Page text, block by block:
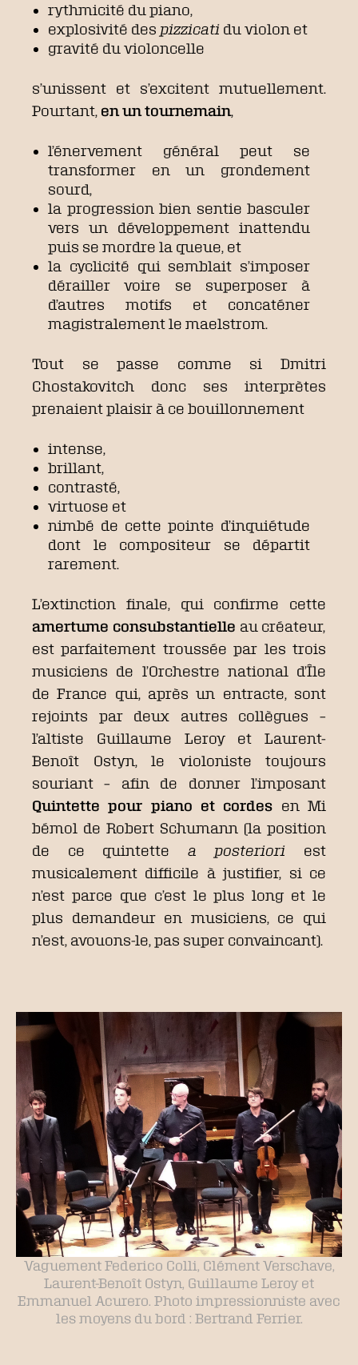
rythmicité du piano,
explosivité des pizzicati du violon et
gravité du violoncelle
s’unissent et s’excitent mutuellement.
Pourtant, en un tournemain
l’énervement général peut se
transformer en un grondement
sourd,
la progression bien sentie basculer
vers un développement inattendu
puis se mordre la queue, et
la cyclicité qui semblait s’imposer
dérailler voire se superposer à
d’autres motifs et concaténer
magistralement le maelstrom.
Tout se passe comme si Dmitri
Chostakovitch donc ses interprètes
prenaient plaisir à ce bouillonnement
intense,
brillant,
contrasté,
virtuose et
nimbé de cette pointe d’inquiétude
dont le compositeur se départit
rarement.
L’extinction finale, qui confirme cette
amertume consubstantielle au créateur,
est parfaitement troussée par les trois
musiciens de l’Orchestre national d’Île
de France qui, après un entracte, sont
rejoints par deux autres collègues –
l’altiste Guillaume Leroy et Laurent-
Benoît Ostyn, le violoniste toujours
souriant – afin de donner l’imposant
Quintette pour piano et cordes en Mi
bémol de Robert Schumann (la position
de ce quintette a posteriori est
musicalement difficile à justifier, si ce
n’est parce que c’est le plus long et le
plus demandeur en musiciens, ce qui
n’est, avouons-le, pas super convaincant).
Vaguement Federico Colli, Clément Verschave,
Laurent-Benoît Ostyn, Guillaume Leroy et
Emmanuel Acurero. Photo impressionniste avec
les moyens du bord : Bertrand Ferrier.